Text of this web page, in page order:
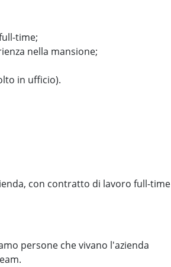
time;
nella mansione;
in ufficio).
con contratto di lavoro full-time
persone che vivano l'azienda